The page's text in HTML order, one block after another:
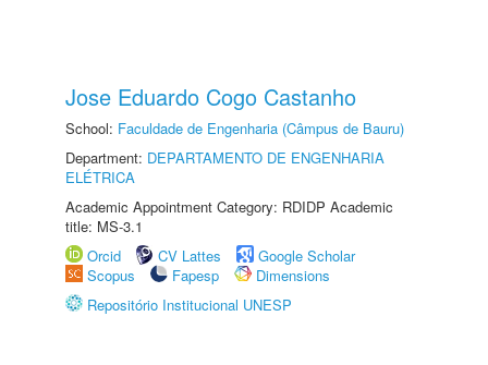
Jose Eduardo Cogo Castanho
School: Faculdade de Engenharia (Câmpus de Bauru)
Department: DEPARTAMENTO DE ENGENHARIA
ELÉTRICA
Academic Appointment Category: RDIDP Academic
title: MS-3.1
Orcid
CV Lattes
Google Scholar
Scopus
Fapesp
Dimensions
Repositório Institucional UNESP